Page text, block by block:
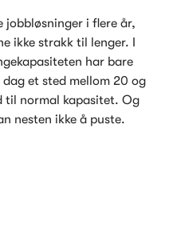
jobbløsninger i flere år,
ikke strakk til lenger. I
har bare
et sted mellom 20 og
til normal kapasitet. Og
nesten ikke å puste.